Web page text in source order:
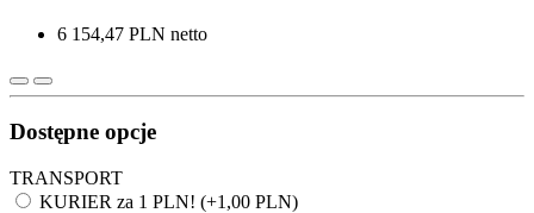
6 154,47 PLN netto
Dostępne opcje
TRANSPORT
KURIER za 1 PLN! (+1,00 PLN)